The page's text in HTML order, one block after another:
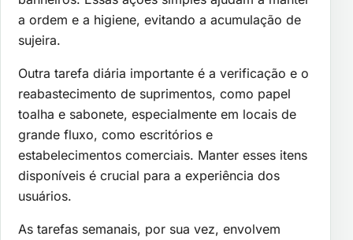
a ordem e a higiene, evitando a acumulação de
sujeira.
Outra tarefa diária importante é a verificação e o
reabastecimento de suprimentos, como papel
toalha e sabonete, especialmente em locais de
grande fluxo, como escritórios e
estabelecimentos comerciais. Manter esses itens
disponíveis é crucial para a experiência dos
usuários.
As tarefas semanais, por sua vez, envolvem